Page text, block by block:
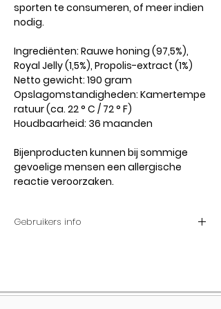
sporten te consumeren, of meer indien
nodig.
Ingrediënten: Rauwe honing (97,5%),
Royal Jelly (1,5%), Propolis-extract (1%)
Netto gewicht: 190 gram
Opslagomstandigheden: Kamertempe
ratuur (ca. 22 ° C / 72 ° F)
Houdbaarheid: 36 maanden
Bijenproducten kunnen bij sommige
gevoelige mensen een allergische
reactie veroorzaken.
Gebruikers info
met brood op een lege maag te